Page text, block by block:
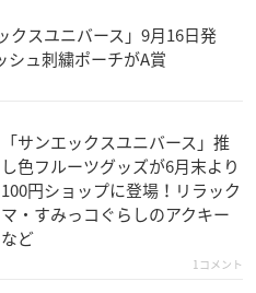
クスユニバース」9月16日発
シュ刺繍ポーチがA賞
「サンエックスユニバース」推
し色フルーツグッズが6月末より
100円ショップに登場！リラック
マ・すみっコぐらしのアクキー
など
1コメント